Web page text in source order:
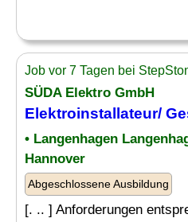
Job vor 7 Tagen bei
SÜDA Elektro GmbH
Elektroinstallateur/
• Langenhagen
Hannover
Abgeschlossene Ausbildung
[. .. ] Anforderungen